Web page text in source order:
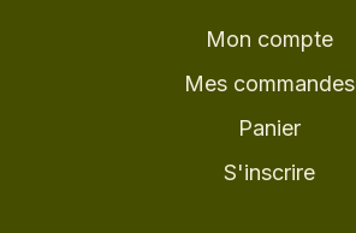
Mon compte
Mes commandes
Panier
S'inscrire